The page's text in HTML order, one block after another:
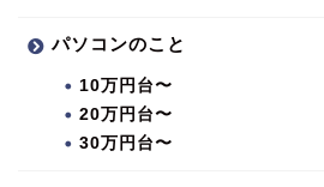
パソコンのこと
10万円台〜
20万円台〜
30万円台〜